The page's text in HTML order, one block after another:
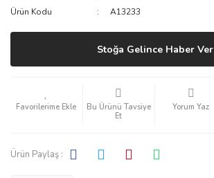
Ürün Kodu
A13233
Stoğa Gelince Haber Ver
Bu Ürünü Tavsiye
Et
Yorum Yaz
Ürün Paylaş :